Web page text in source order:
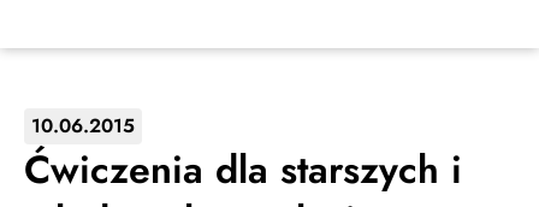
10.06.2015
Ćwiczenia dla starszych i